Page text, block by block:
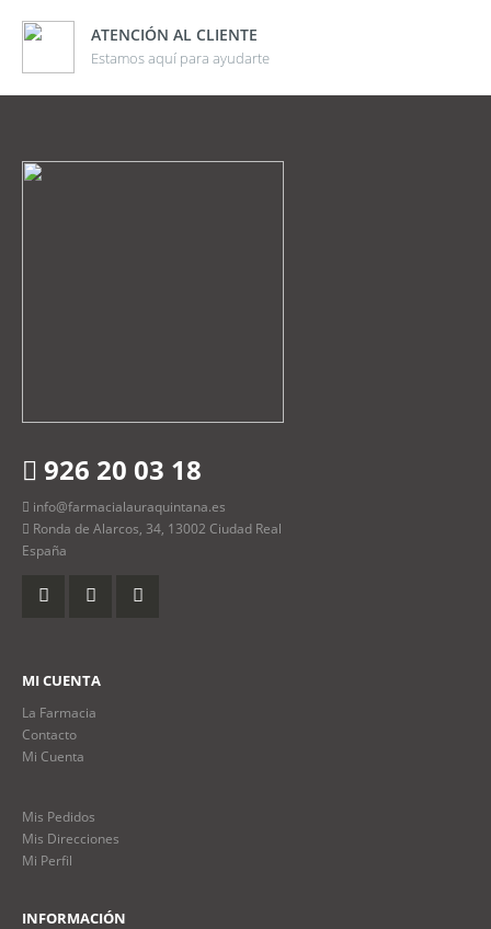
ATENCIÓN AL CLIENTE
Estamos aquí para ayudarte
926 20 03 18
info@farmacialauraquintana.es
Ronda de Alarcos, 34, 13002 Ciudad Real
España
MI CUENTA
La Farmacia
Contacto
Mi Cuenta
Mis Pedidos
Mis Direcciones
Mi Perfil
INFORMACIÓN